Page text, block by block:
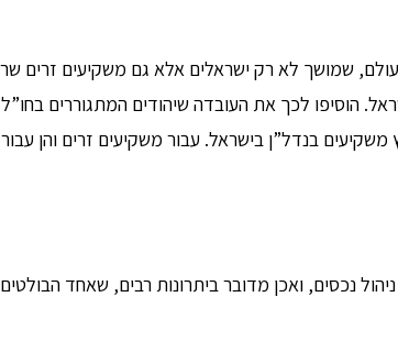
שמושך לא רק ישראלים אלא גם משקיעים זרים
הוסיפו לכך את העובדה שיהודים המתגוררים
בנדל”ן בישראל. עבור משקיעים זרים והן
נכסים, ואכן מדובר ביתרונות רבים, שאחד